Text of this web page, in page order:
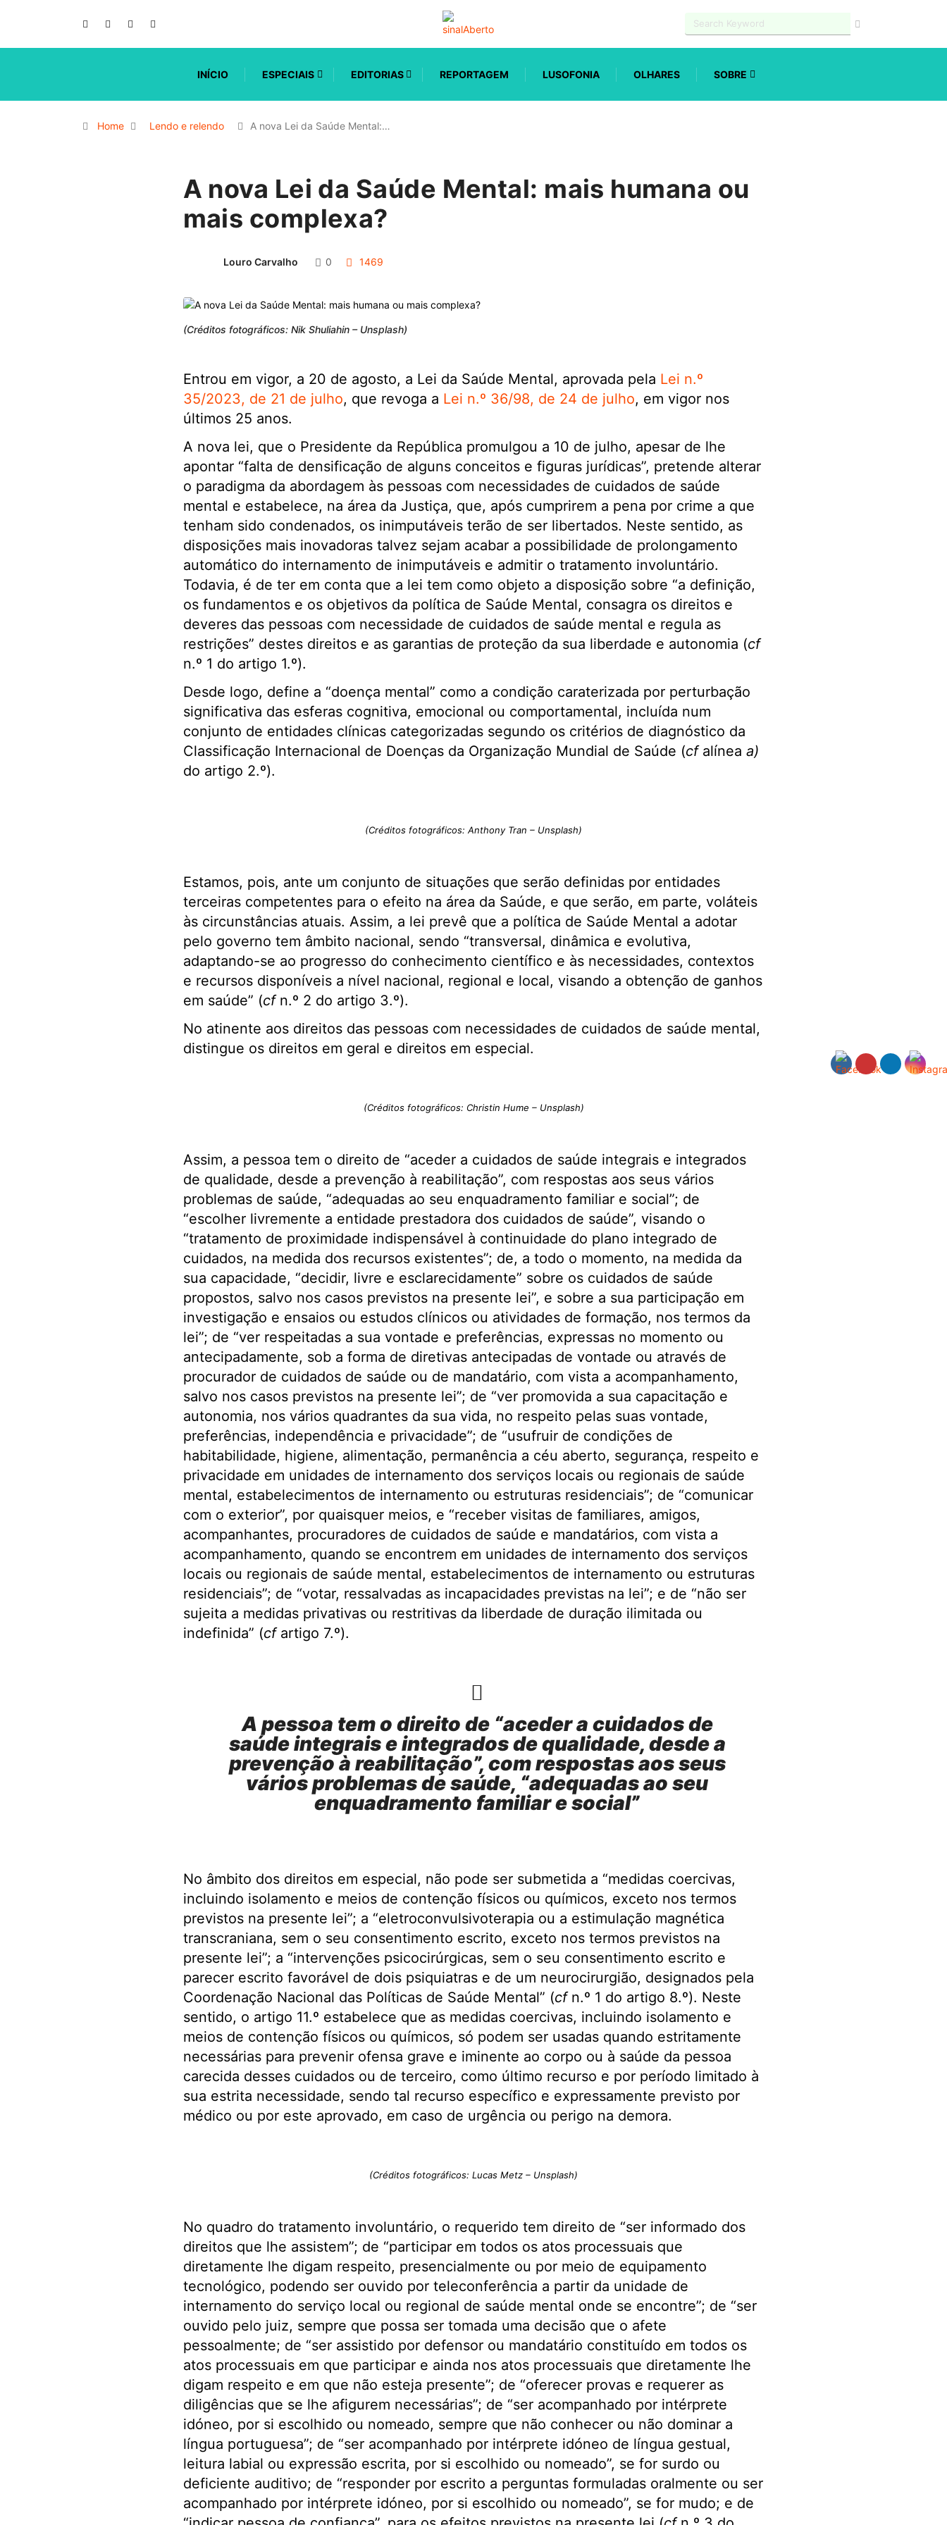
INÍCIO ESPECIAIS EDITORIAS REPORTAGEM LUSOFONIA OLHARES SOBRE
Home Lendo e relendo A nova Lei da Saúde Mental:…
A nova Lei da Saúde Mental: mais humana ou
mais complexa?
Louro Carvalho 0 1469
(Créditos fotográficos: Nik Shuliahin – Unsplash)
Entrou em vigor, a 20 de agosto, a Lei da Saúde Mental, aprovada pela Lei n.º
35/2023, de 21 de julho, que revoga a Lei n.º 36/98, de 24 de julho, em vigor nos
últimos 25 anos.
A nova lei, que o Presidente da República promulgou a 10 de julho, apesar de lhe
apontar “falta de densificação de alguns conceitos e figuras jurídicas”, pretende alterar
o paradigma da abordagem às pessoas com necessidades de cuidados de saúde
mental e estabelece, na área da Justiça, que, após cumprirem a pena por crime a que
tenham sido condenados, os inimputáveis terão de ser libertados. Neste sentido, as
disposições mais inovadoras talvez sejam acabar a possibilidade de prolongamento
automático do internamento de inimputáveis e admitir o tratamento involuntário.
Todavia, é de ter em conta que a lei tem como objeto a disposição sobre “a definição,
os fundamentos e os objetivos da política de Saúde Mental, consagra os direitos e
deveres das pessoas com necessidade de cuidados de saúde mental e regula as
restrições” destes direitos e as garantias de proteção da sua liberdade e autonomia (cf
n.º 1 do artigo 1.º).
Desde logo, define a “doença mental” como a condição caraterizada por perturbação
significativa das esferas cognitiva, emocional ou comportamental, incluída num
conjunto de entidades clínicas categorizadas segundo os critérios de diagnóstico da
Classificação Internacional de Doenças da Organização Mundial de Saúde (cf alínea a)
do artigo 2.º).
(Créditos fotográficos: Anthony Tran – Unsplash)
Estamos, pois, ante um conjunto de situações que serão definidas por entidades
terceiras competentes para o efeito na área da Saúde, e que serão, em parte, voláteis
às circunstâncias atuais. Assim, a lei prevê que a política de Saúde Mental a adotar
pelo governo tem âmbito nacional, sendo “transversal, dinâmica e evolutiva,
adaptando-se ao progresso do conhecimento científico e às necessidades, contextos
e recursos disponíveis a nível nacional, regional e local, visando a obtenção de ganhos
em saúde” (cf n.º 2 do artigo 3.º).
No atinente aos direitos das pessoas com necessidades de cuidados de saúde mental,
distingue os direitos em geral e direitos em especial.
(Créditos fotográficos: Christin Hume – Unsplash)
Assim, a pessoa tem o direito de “aceder a cuidados de saúde integrais e integrados
de qualidade, desde a prevenção à reabilitação”, com respostas aos seus vários
problemas de saúde, “adequadas ao seu enquadramento familiar e social”; de
“escolher livremente a entidade prestadora dos cuidados de saúde”, visando o
“tratamento de proximidade indispensável à continuidade do plano integrado de
cuidados, na medida dos recursos existentes”; de, a todo o momento, na medida da
sua capacidade, “decidir, livre e esclarecidamente” sobre os cuidados de saúde
propostos, salvo nos casos previstos na presente lei”, e sobre a sua participação em
investigação e ensaios ou estudos clínicos ou atividades de formação, nos termos da
lei”; de “ver respeitadas a sua vontade e preferências, expressas no momento ou
antecipadamente, sob a forma de diretivas antecipadas de vontade ou através de
procurador de cuidados de saúde ou de mandatário, com vista a acompanhamento,
salvo nos casos previstos na presente lei”; de “ver promovida a sua capacitação e
autonomia, nos vários quadrantes da sua vida, no respeito pelas suas vontade,
preferências, independência e privacidade”; de “usufruir de condições de
habitabilidade, higiene, alimentação, permanência a céu aberto, segurança, respeito e
privacidade em unidades de internamento dos serviços locais ou regionais de saúde
mental, estabelecimentos de internamento ou estruturas residenciais”; de “comunicar
com o exterior”, por quaisquer meios, e “receber visitas de familiares, amigos,
acompanhantes, procuradores de cuidados de saúde e mandatários, com vista a
acompanhamento, quando se encontrem em unidades de internamento dos serviços
locais ou regionais de saúde mental, estabelecimentos de internamento ou estruturas
residenciais”; de “votar, ressalvadas as incapacidades previstas na lei”; e de “não ser
sujeita a medidas privativas ou restritivas da liberdade de duração ilimitada ou
indefinida” (cf artigo 7.º).
A pessoa tem o direito de “aceder a cuidados de
saúde integrais e integrados de qualidade, desde a
prevenção à reabilitação”, com respostas aos seus
vários problemas de saúde, “adequadas ao seu
enquadramento familiar e social”
No âmbito dos direitos em especial, não pode ser submetida a “medidas coercivas,
incluindo isolamento e meios de contenção físicos ou químicos, exceto nos termos
previstos na presente lei”; a “eletroconvulsivoterapia ou a estimulação magnética
transcraniana, sem o seu consentimento escrito, exceto nos termos previstos na
presente lei”; a “intervenções psicocirúrgicas, sem o seu consentimento escrito e
parecer escrito favorável de dois psiquiatras e de um neurocirurgião, designados pela
Coordenação Nacional das Políticas de Saúde Mental” (cf n.º 1 do artigo 8.º). Neste
sentido, o artigo 11.º estabelece que as medidas coercivas, incluindo isolamento e
meios de contenção físicos ou químicos, só podem ser usadas quando estritamente
necessárias para prevenir ofensa grave e iminente ao corpo ou à saúde da pessoa
carecida desses cuidados ou de terceiro, como último recurso e por período limitado à
sua estrita necessidade, sendo tal recurso específico e expressamente previsto por
médico ou por este aprovado, em caso de urgência ou perigo na demora.
(Créditos fotográficos: Lucas Metz – Unsplash)
No quadro do tratamento involuntário, o requerido tem direito de “ser informado dos
direitos que lhe assistem”; de “participar em todos os atos processuais que
diretamente lhe digam respeito, presencialmente ou por meio de equipamento
tecnológico, podendo ser ouvido por teleconferência a partir da unidade de
internamento do serviço local ou regional de saúde mental onde se encontre”; de “ser
ouvido pelo juiz, sempre que possa ser tomada uma decisão que o afete
pessoalmente; de “ser assistido por defensor ou mandatário constituído em todos os
atos processuais em que participar e ainda nos atos processuais que diretamente lhe
digam respeito e em que não esteja presente”; de “oferecer provas e requerer as
diligências que se lhe afigurem necessárias”; de “ser acompanhado por intérprete
idóneo, por si escolhido ou nomeado, sempre que não conhecer ou não dominar a
língua portuguesa”; de “ser acompanhado por intérprete idóneo de língua gestual,
leitura labial ou expressão escrita, por si escolhido ou nomeado”, se for surdo ou
deficiente auditivo; de “responder por escrito a perguntas formuladas oralmente ou ser
acompanhado por intérprete idóneo, por si escolhido ou nomeado”, se for mudo; e de